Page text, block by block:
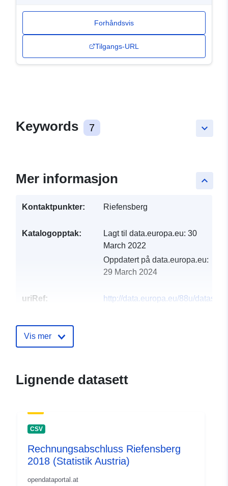
Forhåndsvis
Tilgangs-URL
keyboard_arrow_down
Keywords 7
keyboard_arrow_up
Mer informasjon
Kontaktpunkter: Riefensberg
Katalogopptak: Lagt til data.europa.eu: 30
March 2022
Oppdatert på data.europa.eu:
29 March 2024
uriRef:
http://data.europa.eu/88u/
Vis mer
Lignende datasett
CSV
Rechnungsabschluss Riefensberg
2018 (Statistik Austria)
opendataportal.at